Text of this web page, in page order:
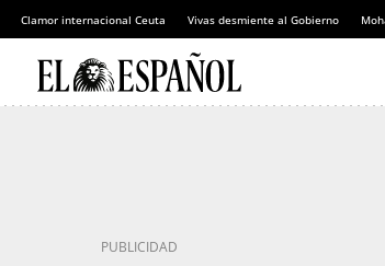
Clamor internacional Ceuta Vivas desmiente al Gobierno